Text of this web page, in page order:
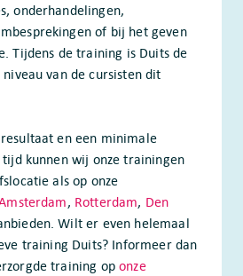
onderhandelingen,
of bij het geven
Tijdens de training is Duits de
van de cursisten dit
en een minimale
kunnen wij onze trainingen
als op onze
, Rotterdam, Den
Wilt er even helemaal
training Duits? Informeer dan
training oponze